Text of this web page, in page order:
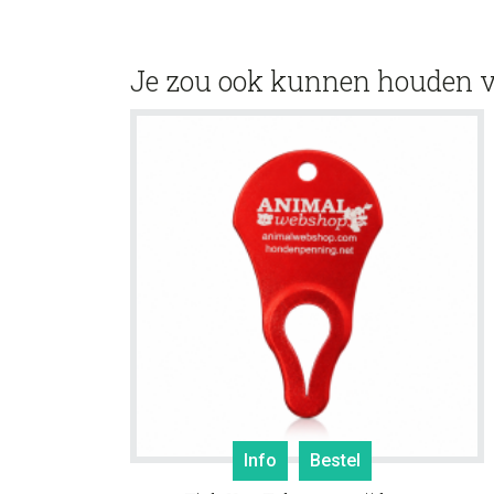
Je zou ook kunnen houden
Info Bestel